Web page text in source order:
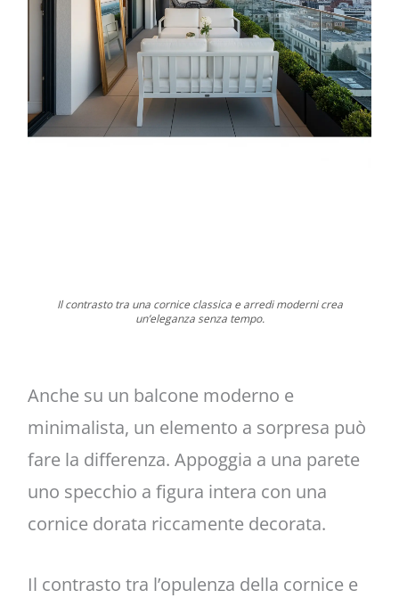
Il contrasto tra una cornice classica e arredi moderni crea
un’eleganza senza tempo.
Anche su un balcone moderno e
minimalista, un elemento a sorpresa può
fare la differenza. Appoggia a una parete
uno specchio a figura intera con una
cornice dorata riccamente decorata.
Il contrasto tra l’opulenza della cornice e